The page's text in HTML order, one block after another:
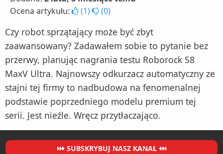
Ocena artykułu:
(1) (0)
Czy robot sprzątający może być zbyt
zaawansowany? Zadawałem sobie to pytanie bez
przerwy, planując nagrania testu Roborock S8
MaxV Ultra. Najnowszy odkurzacz automatyczny ze
stajni tej firmy to nadbudowa na fenomenalnej
podstawie poprzedniego modelu premium tej
serii. Jest nieźle. Wręcz przytłaczająco.
SUBSKRYBUJ NASZ KANAŁ